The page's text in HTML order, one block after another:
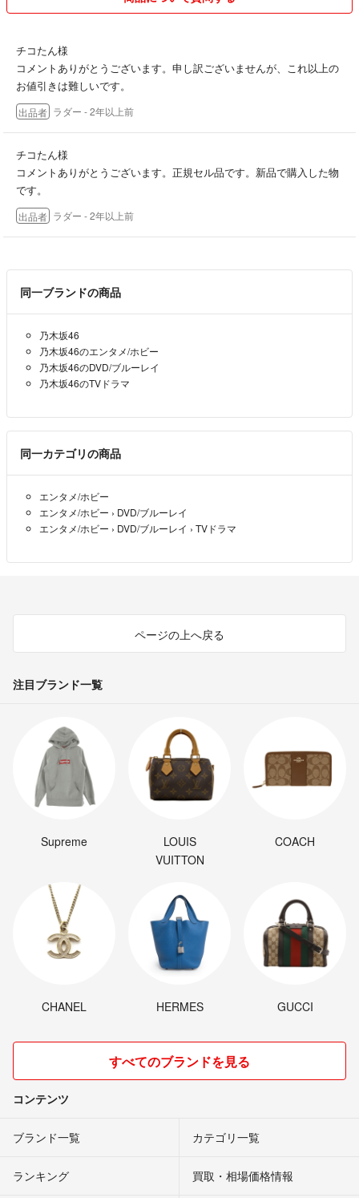
チコたん様
コメントありがとうございます。申し訳ございませんが、これ以上の
お値引きは難しいです。
出品者 ラダー - 2年以上前
チコたん様
コメントありがとうございます。正規セル品です。新品で購入した物
です。
出品者 ラダー - 2年以上前
同一ブランドの商品
乃木坂46
乃木坂46のエンタメ/ホビー
乃木坂46のDVD/ブルーレイ
乃木坂46のTVドラマ
同一カテゴリの商品
エンタメ/ホビー
エンタメ/ホビー › DVD/ブルーレイ
エンタメ/ホビー › DVD/ブルーレイ › TVドラマ
ページの上へ戻る
注目ブランド一覧
Supreme
LOUIS
VUITTON
COACH
CHANEL HERMES GUCCI
すべてのブランドを見る
コンテンツ
ブランド一覧 カテゴリ一覧
ランキング 買取・相場価格情報